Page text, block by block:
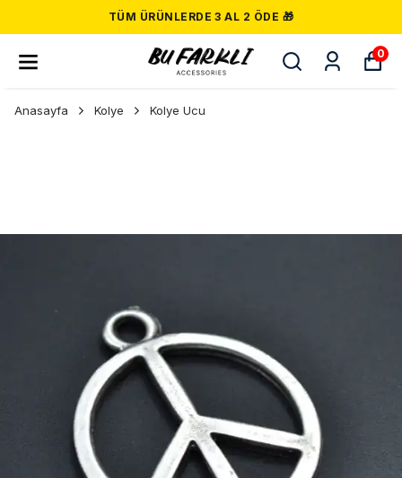
TÜM ÜRÜNLERDE 3 AL 2 ÖDE 🎁
0
Anasayfa Kolye Kolye Ucu